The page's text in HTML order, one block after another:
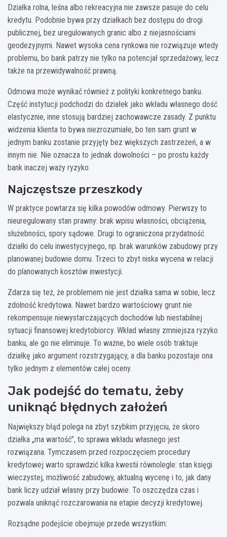
Działka rolna, leśna albo rekreacyjna nie zawsze pasuje do celu
kredytu. Podobnie bywa przy działkach bez dostępu do drogi
publicznej, bez uregulowanych granic albo z niejasnościami
geodezyjnymi. Nawet wysoka cena rynkowa nie rozwiązuje wtedy
problemu, bo bank patrzy nie tylko na potencjał sprzedażowy, lecz
także na przewidywalność prawną.
Odmowa może wynikać również z polityki konkretnego banku.
Część instytucji podchodzi do działek jako wkładu własnego dość
elastycznie, inne stosują bardziej zachowawcze zasady. Z punktu
widzenia klienta to bywa niezrozumiałe, bo ten sam grunt w
jednym banku zostanie przyjęty bez większych zastrzeżeń, a w
innym nie. Nie oznacza to jednak dowolności – po prostu każdy
bank inaczej waży ryzyko.
Najczęstsze przeszkody
W praktyce powtarza się kilka powodów odmowy. Pierwszy to
nieuregulowany stan prawny: brak wpisu własności, obciążenia,
służebności, spory sądowe. Drugi to ograniczona przydatność
działki do celu inwestycyjnego, np. brak warunków zabudowy przy
planowanej budowie domu. Trzeci to zbyt niska wycena w relacji
do planowanych kosztów inwestycji.
Zdarza się też, że problemem nie jest działka sama w sobie, lecz
zdolność kredytowa. Nawet bardzo wartościowy grunt nie
rekompensuje niewystarczających dochodów lub niestabilnej
sytuacji finansowej kredytobiorcy. Wkład własny zmniejsza ryzyko
banku, ale go nie eliminuje. To ważne, bo wiele osób traktuje
działkę jako argument rozstrzygający, a dla banku pozostaje ona
tylko jednym z elementów całej oceny.
Jak podejść do tematu, żeby
uniknąć błędnych założeń
Największy błąd polega na zbyt szybkim przyjęciu, że skoro
działka „ma wartość”, to sprawa wkładu własnego jest
rozwiązana. Tymczasem przed rozpoczęciem procedury
kredytowej warto sprawdzić kilka kwestii równolegle: stan księgi
wieczystej, możliwość zabudowy, aktualną wycenę i to, jak dany
bank liczy udział własny przy budowie. To oszczędza czas i
pozwala uniknąć rozczarowania na etapie decyzji kredytowej.
Rozsądne podejście obejmuje przede wszystkim: